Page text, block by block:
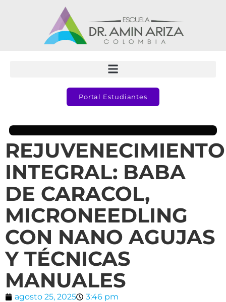
Portal Estudiantes
REJUVENECIMIENTO
INTEGRAL: BABA
DE CARACOL,
MICRONEEDLING
CON NANO AGUJAS
Y TÉCNICAS
MANUALES
agosto 25, 2025
3:46 pm